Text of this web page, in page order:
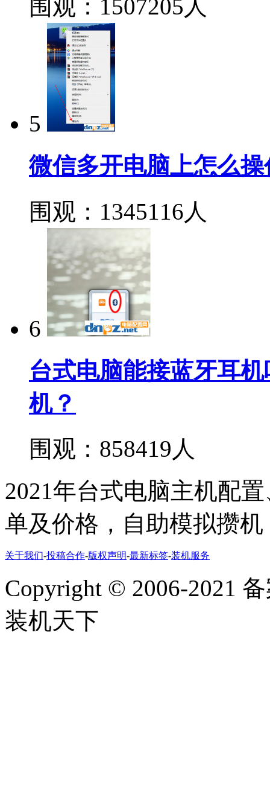
围观：1507205人
5
微信多开电脑上怎么
围观：1345116人
6
台式电脑能接蓝牙耳
机？
围观：858419人
2021年台式电脑主机配
单及价格，自助模拟攒机
关于我们-投稿合作-版权声明-最新标签-装机服务
Copyright © 2006-2021
装机天下